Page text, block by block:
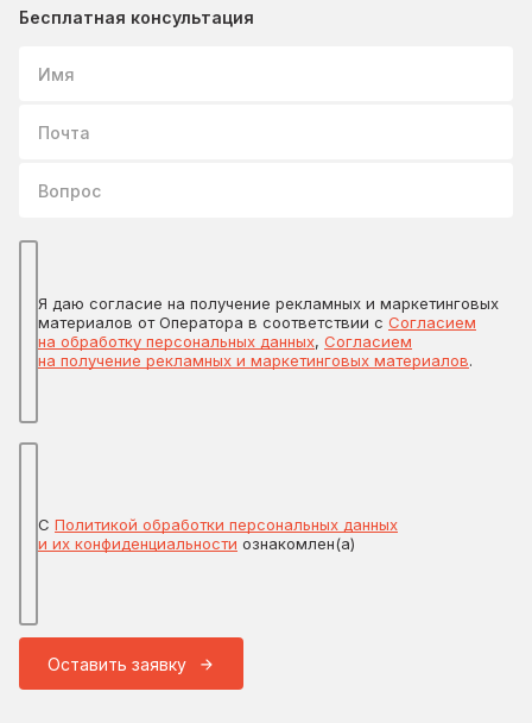
Бесплатная консультация
Я даю согласие на получение рекламных и маркетинговых
материалов от Оператора в соответствии с Согласием
на обработку персональных данных, Согласием
на получение рекламных и маркетинговых материалов.
С Политикой обработки персональных данных
и их конфиденциальности ознакомлен(а)
Оставить заявку